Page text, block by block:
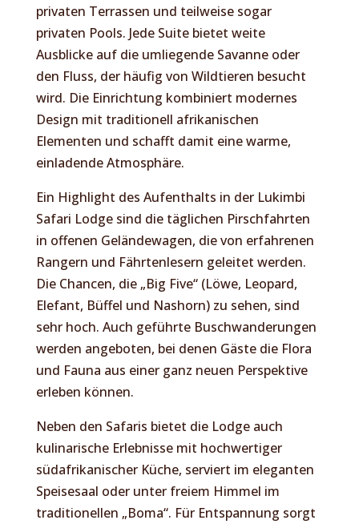
privaten Terrassen und teilweise sogar
privaten Pools. Jede Suite bietet weite
Ausblicke auf die umliegende Savanne oder
den Fluss, der häufig von Wildtieren besucht
wird. Die Einrichtung kombiniert modernes
Design mit traditionell afrikanischen
Elementen und schafft damit eine warme,
einladende Atmosphäre.
Ein Highlight des Aufenthalts in der Lukimbi
Safari Lodge sind die täglichen Pirschfahrten
in offenen Geländewagen, die von erfahrenen
Rangern und Fährtenlesern geleitet werden.
Die Chancen, die „Big Five“ (Löwe, Leopard,
Elefant, Büffel und Nashorn) zu sehen, sind
sehr hoch. Auch geführte Buschwanderungen
werden angeboten, bei denen Gäste die Flora
und Fauna aus einer ganz neuen Perspektive
erleben können.
Neben den Safaris bietet die Lodge auch
kulinarische Erlebnisse mit hochwertiger
südafrikanischer Küche, serviert im eleganten
Speisesaal oder unter freiem Himmel im
traditionellen „Boma“. Für Entspannung sorgt